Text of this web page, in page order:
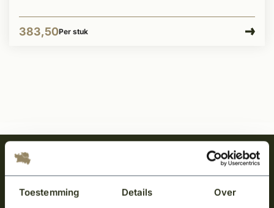
Toestemming Details Over
383,50Per stuk
Meld je aan en ontvang het laatste nieuws
over onze kempische bouwstijl!
Aanmelden voor de nieuwsbrief